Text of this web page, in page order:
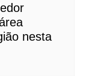
nesta